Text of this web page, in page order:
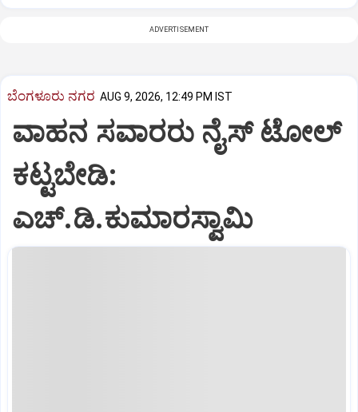
ADVERTISEMENT
ಬೆಂಗಳೂರು ನಗರ AUG 9, 2026, 12:49 PM IST
ವಾಹನ ಸವಾರರು ನೈಸ್‌ ಟೋಲ್‌
ಕಟ್ಟಬೇಡಿ:
ಎಚ್‌.ಡಿ.ಕುಮಾರಸ್ವಾಮಿ